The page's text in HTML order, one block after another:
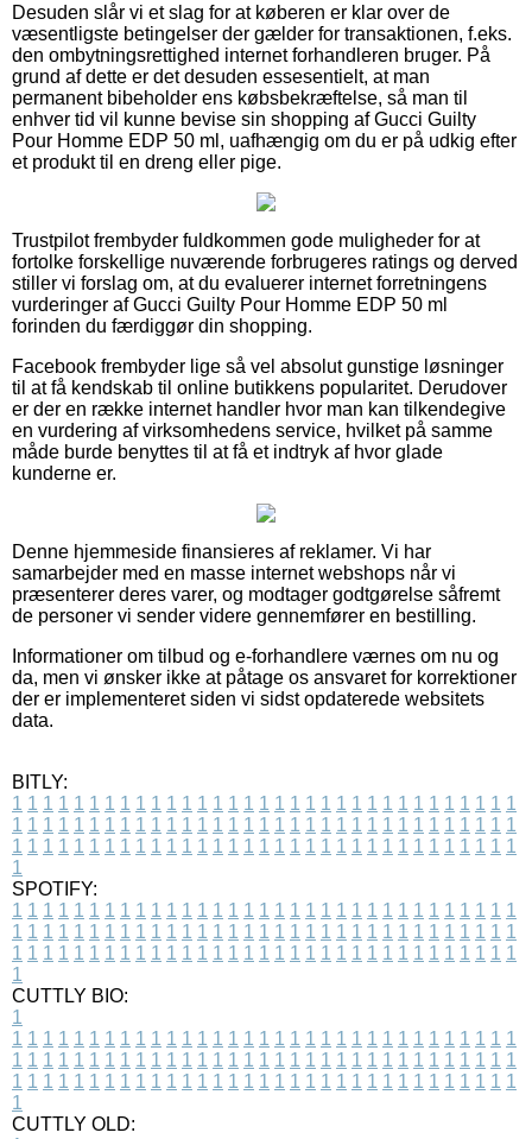
Desuden slår vi et slag for at køberen er klar over de
væsentligste betingelser der gælder for transaktionen, f.eks.
den ombytningsrettighed internet forhandleren bruger. På
grund af dette er det desuden essesentielt, at man
permanent bibeholder ens købsbekræftelse, så man til
enhver tid vil kunne bevise sin shopping af Gucci Guilty
Pour Homme EDP 50 ml, uafhængig om du er på udkig efter
et produkt til en dreng eller pige.
Trustpilot frembyder fuldkommen gode muligheder for at
fortolke forskellige nuværende forbrugeres ratings og derved
stiller vi forslag om, at du evaluerer internet forretningens
vurderinger af Gucci Guilty Pour Homme EDP 50 ml
forinden du færdiggør din shopping.
Facebook frembyder lige så vel absolut gunstige løsninger
til at få kendskab til online butikkens popularitet. Derudover
er der en række internet handler hvor man kan tilkendegive
en vurdering af virksomhedens service, hvilket på samme
måde burde benyttes til at få et indtryk af hvor glade
kunderne er.
Denne hjemmeside finansieres af reklamer. Vi har
samarbejder med en masse internet webshops når vi
præsenterer deres varer, og modtager godtgørelse såfremt
de personer vi sender videre gennemfører en bestilling.
Informationer om tilbud og e-forhandlere værnes om nu og
da, men vi ønsker ikke at påtage os ansvaret for korrektioner
der er implementeret siden vi sidst opdaterede websitets
data.
BITLY:
1 1 1 1 1 1 1 1 1 1 1 1 1 1 1 1 1 1 1 1 1 1 1 1 1 1 1 1 1 1 1 1 1
1 1 1 1 1 1 1 1 1 1 1 1 1 1 1 1 1 1 1 1 1 1 1 1 1 1 1 1 1 1 1 1 1
1 1 1 1 1 1 1 1 1 1 1 1 1 1 1 1 1 1 1 1 1 1 1 1 1 1 1 1 1 1 1 1 1
1
SPOTIFY:
1 1 1 1 1 1 1 1 1 1 1 1 1 1 1 1 1 1 1 1 1 1 1 1 1 1 1 1 1 1 1 1 1
1 1 1 1 1 1 1 1 1 1 1 1 1 1 1 1 1 1 1 1 1 1 1 1 1 1 1 1 1 1 1 1 1
1 1 1 1 1 1 1 1 1 1 1 1 1 1 1 1 1 1 1 1 1 1 1 1 1 1 1 1 1 1 1 1 1
1
CUTTLY BIO:
1
1 1 1 1 1 1 1 1 1 1 1 1 1 1 1 1 1 1 1 1 1 1 1 1 1 1 1 1 1 1 1 1 1
1 1 1 1 1 1 1 1 1 1 1 1 1 1 1 1 1 1 1 1 1 1 1 1 1 1 1 1 1 1 1 1 1
1 1 1 1 1 1 1 1 1 1 1 1 1 1 1 1 1 1 1 1 1 1 1 1 1 1 1 1 1 1 1 1 1
1
CUTTLY OLD: